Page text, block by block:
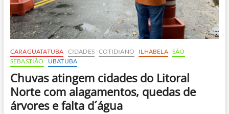
CARAGUATATUBA CIDADES COTIDIANO ILHABELA SÃO
SEBASTIÃO
UBATUBA
Chuvas atingem cidades do Litoral
Norte com alagamentos, quedas de
árvores e falta d´água